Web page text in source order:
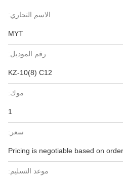
الاسم التجاري:
MYT
رقم الموديل:
KZ-10(8) C12
موك:
سعر:
Pricing is negotiable based on
موعد التسليم: